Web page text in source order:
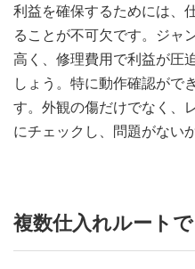
利益を確保するためには、
ることが不可欠です。ジャ
高く、修理費用で利益が圧
しょう。特に動作確認がで
す。外観の傷だけでなく、
にチェックし、問題がない
複数仕入れルート